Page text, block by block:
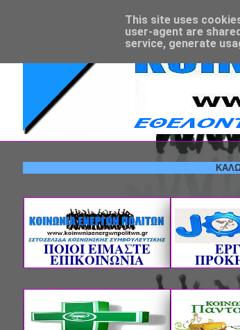
ΠΟΙΟΙ ΕΙΜΑΣΤΕ
ΕΠΙΚΟΙΝΩΝΙΑ
This site uses
user-agent are
service, generate